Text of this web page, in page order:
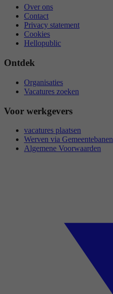
Over ons
Contact
Privacy statement
Cookies
Hellopublic
Ontdek
Organisaties
Vacatures zoeken
Voor werkgevers
vacatures plaatsen
Werven via Gemeentebanen
Algemene Voorwaarden